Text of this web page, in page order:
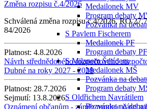
Medailonek MV
Program debaty
Pozvánka na
S Pavlem Fischerem
Medailonek PF
Program debaty PF
S Milanem Šmídem
Medailonek MŠ
Pozvánka na
Program debaty
S Oldřichem Navrátilem
Pozvánka na
Změna rozpisu č.4/2026
Schválená změna rozpisu č.4/2026, RO
84/2026
Platnost: 4.8.2026
Návrh střednědobého rozpočtového
Dubné na roky 2027 - 2028
Platnost: 28.7.2026
Sejmutí: 13.8.2026
Oznámení občanům - záměr prodeje části